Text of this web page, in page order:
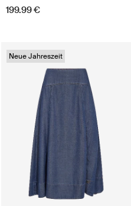
199.99 €
Neue Jahreszeit